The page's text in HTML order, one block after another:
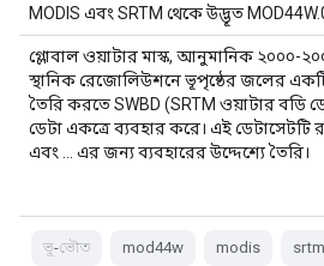
MODIS এবং SRTM থেকে উদ্ভূত
গ্লোবাল ওয়াটার মাস্ক, আনুমানিক ২০০০-
স্থানিক রেজোলিউশনে ভূপৃষ্ঠের জলের একটি
তৈরি করতে SWBD (SRTM ওয়াটার বডি
ডেটা একত্রে ব্যবহার করে। এই ডেটাসেটটি
এবং … এর জন্য ব্যবহারের উদ্দেশ্যে তৈরি।
ভূ-ভৌত mod44w modis srtm